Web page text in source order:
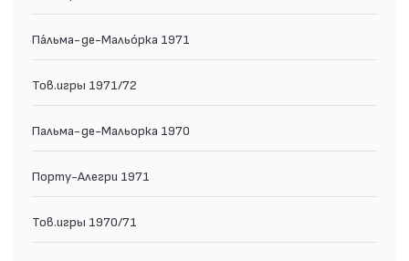
Па́льма-де-Мальо́рка 1971
Тов.игры 1971/72
Пальма-де-Мальорка 1970
Порту-Алегри 1971
Тов.игры 1970/71